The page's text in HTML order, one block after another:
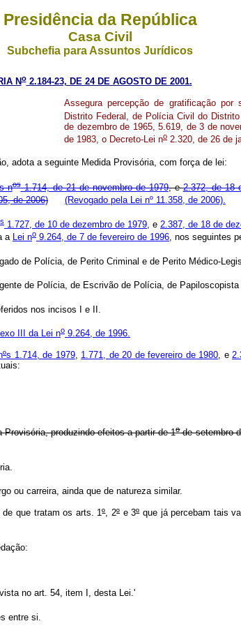
Presidência da República
Casa Civil
Subchefia para Assuntos Jurídicos
No2.184-23, DE 24 DE AGOSTO DE 2001.
Assegura percepção de gratificação
Distrito Federal, de Polícia Civil do
de dezembro de 1965, 5.619, de 3 de
de 1983, o Decreto-Lei no 2.320, de 26 de
adota a seguinte Medida Provisória, com força de lei:
nos1.714, de 21 de novembro de 1979, e2.372, de 18
de 2006) (Revogado pela Lei nº 11.358, de 2006).
1.727, de 10 de dezembro de 1979 , e 2.387, de 18 de
a Lei no 9.264, de 7 de fevereiro de 1996, nos seguintes
de Polícia, de Perito Criminal e de Perito Médico-
de Polícia, de Escrivão de Polícia, de
nos incisos I e II.
III da Lei no 9.264, de 1996.
ºs 1.714, de 1979, 1.771, de 20 de fevereiro de 1980 , e
produzindo efeitos a partir de 1ode setembro
ou carreira, ainda que de natureza similar.
que tratam os arts. 1º, 2º e 3ºque já percebam tais
no art. 54, item I, desta Lei.'
entre si.